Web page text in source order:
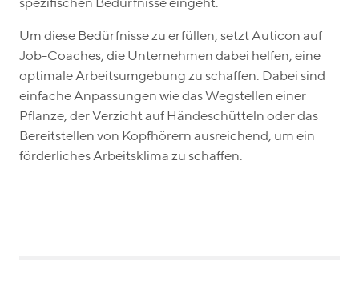
spezifischen Bedürfnisse eingeht.
Um diese Bedürfnisse zu erfüllen, setzt Auticon auf
Job-Coaches, die Unternehmen dabei helfen, eine
optimale Arbeitsumgebung zu schaffen. Dabei sind
einfache Anpassungen wie das Wegstellen einer
Pflanze, der Verzicht auf Händeschütteln oder das
Bereitstellen von Kopfhörern ausreichend, um ein
förderliches Arbeitsklima zu schaffen.